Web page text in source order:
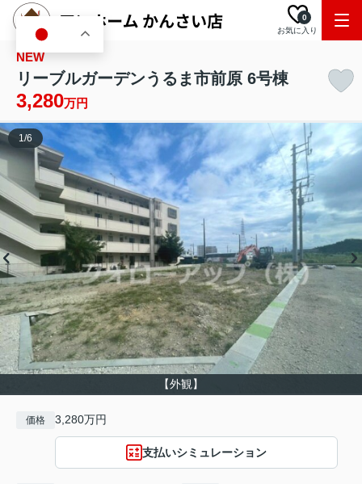
お気に入り
0
NEW
リーブルガーデンうるま市前原 6号棟
3,280万円
【外観】
1/6
価格 3,280万円
支払いシミュレーション